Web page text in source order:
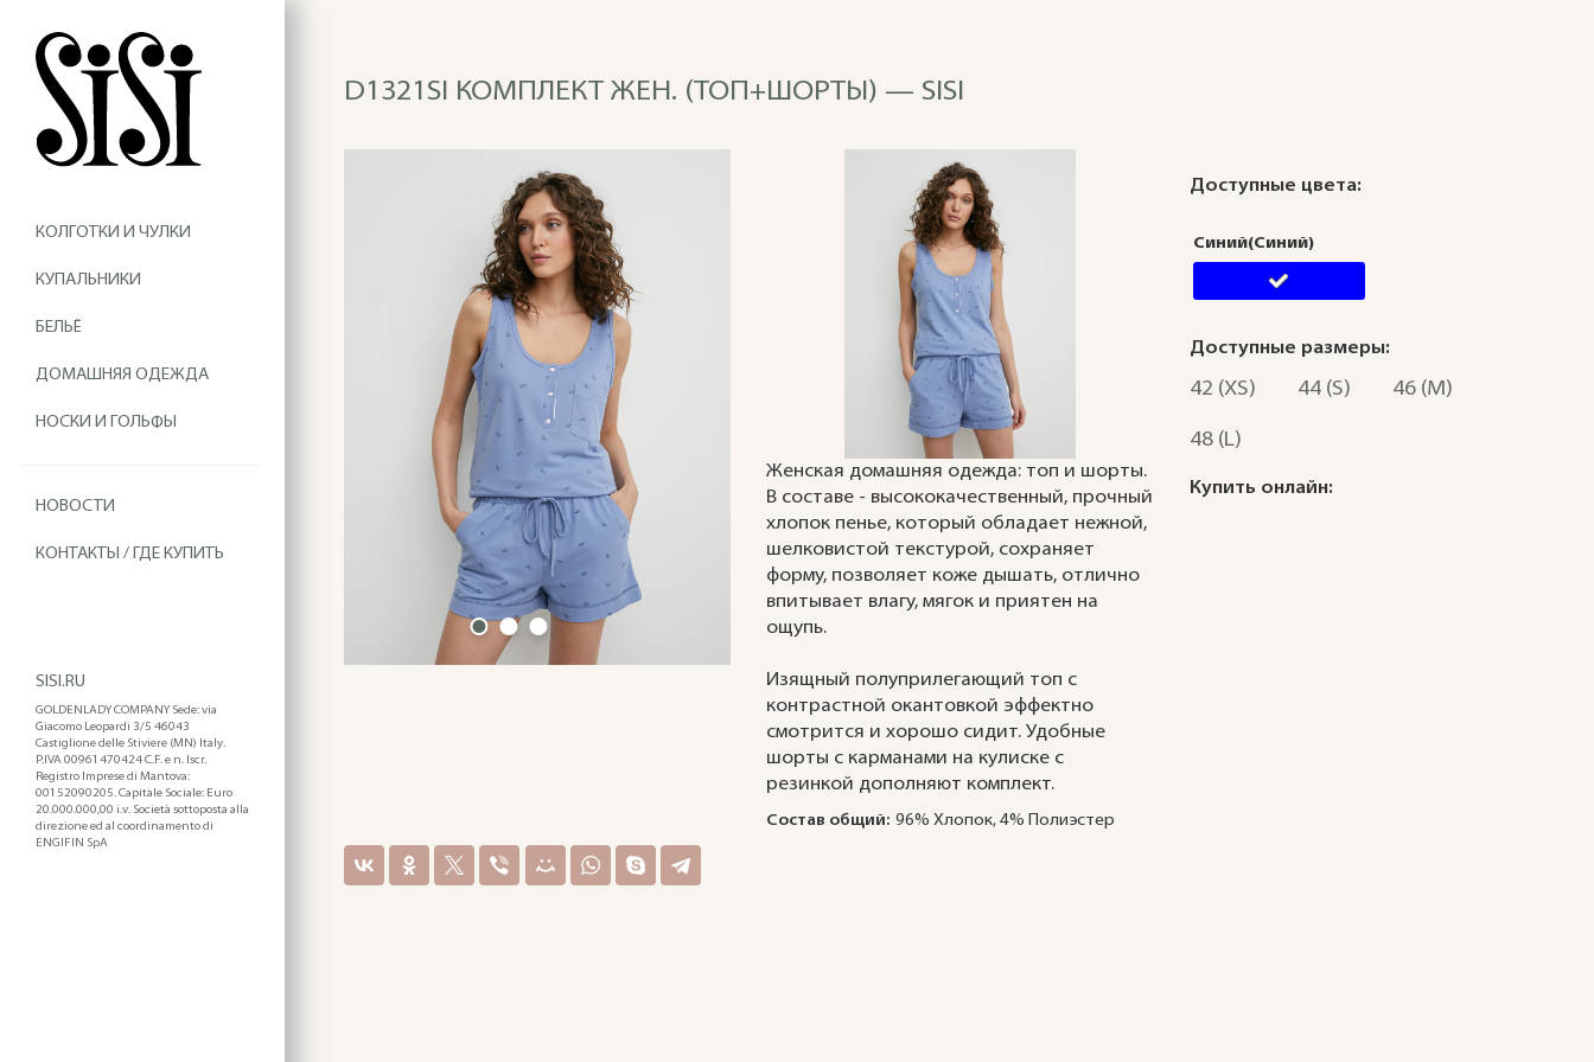
КОЛГОТКИ И ЧУЛКИ
КУПАЛЬНИКИ
БЕЛЬЁ
ДОМАШНЯЯ ОДЕЖДА
НОСКИ И ГОЛЬФЫ
НОВОСТИ
КОНТАКТЫ / ГДЕ КУПИТЬ
SISI.RU
GOLDENLADY COMPANY Sede: via
Giacomo Leopardi 3/5 46043
Castiglione delle Stiviere (MN) Italy.
P.IVA 00961470424 C.F. e n. Iscr.
Registro Imprese di Mantova:
00152090205. Capitale Sociale: Euro
20.000.000,00 i.v. Società sottoposta alla
direzione ed al coordinamento di
ENGIFIN SpA
D1321SI КОМПЛЕКТ ЖЕН. (ТОП+ШОРТЫ) — SISI
Женская домашняя одежда: топ и шорты.
В составе - высококачественный, прочный
хлопок пенье, который обладает нежной,
шелковистой текстурой, сохраняет
форму, позволяет коже дышать, отлично
впитывает влагу, мягок и приятен на
ощупь.
Изящный полуприлегающий топ с
контрастной окантовкой эффектно
смотрится и хорошо сидит. Удобные
шорты с карманами на кулиске с
резинкой дополняют комплект.
Состав общий: 96% Хлопок, 4% Полиэстер
Доступные цвета:
Синий(Синий)
Доступные размеры:
42 (XS) 44 (S) 46 (M)
48 (L)
Купить онлайн: